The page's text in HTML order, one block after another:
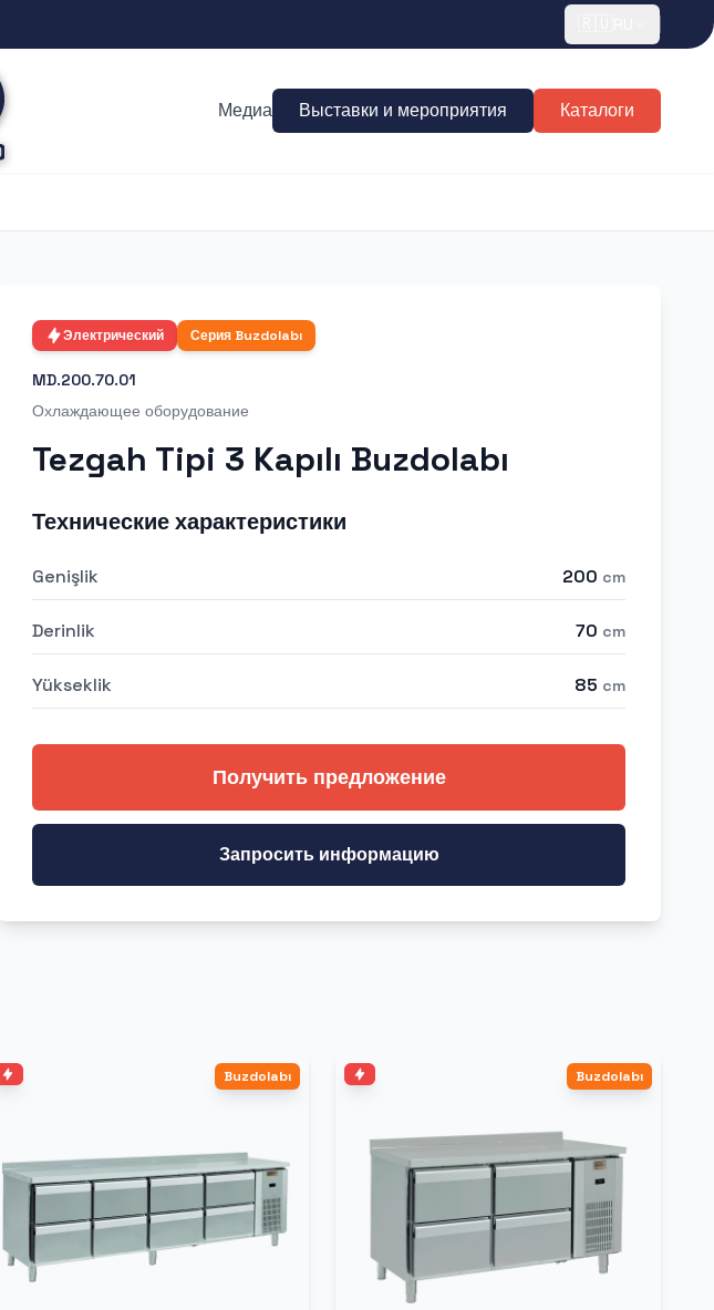
Медиа Выставки и мероприятия Каталоги
Электрический Серия Buzdolabı
MD.200.70.01
Охлаждающее оборудование
Tezgah Tipi 3 Kapılı Buzdolabı
Технические характеристики
Genişlik 200 cm
Derinlik 70 cm
Yükseklik 85 cm
Получить предложение
Запросить информацию
Buzdolabı Buzdolabı